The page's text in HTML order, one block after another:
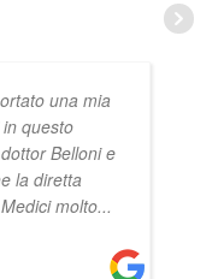
una mia
questo
Belloni e
la diretta
molto...